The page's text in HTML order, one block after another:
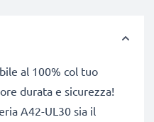
al 100% col tuo
durata e sicurezza!
A42-UL30 sia il